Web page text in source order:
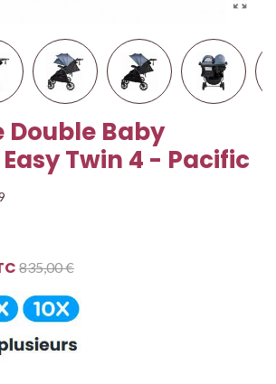
Double Baby
Twin 4 - Pacific
835,00 €